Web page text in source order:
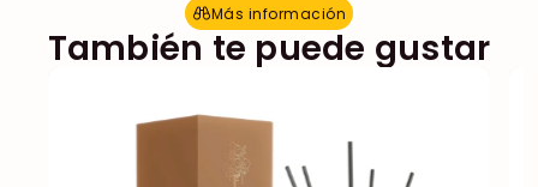
Más información
Más información
También te puede gustar